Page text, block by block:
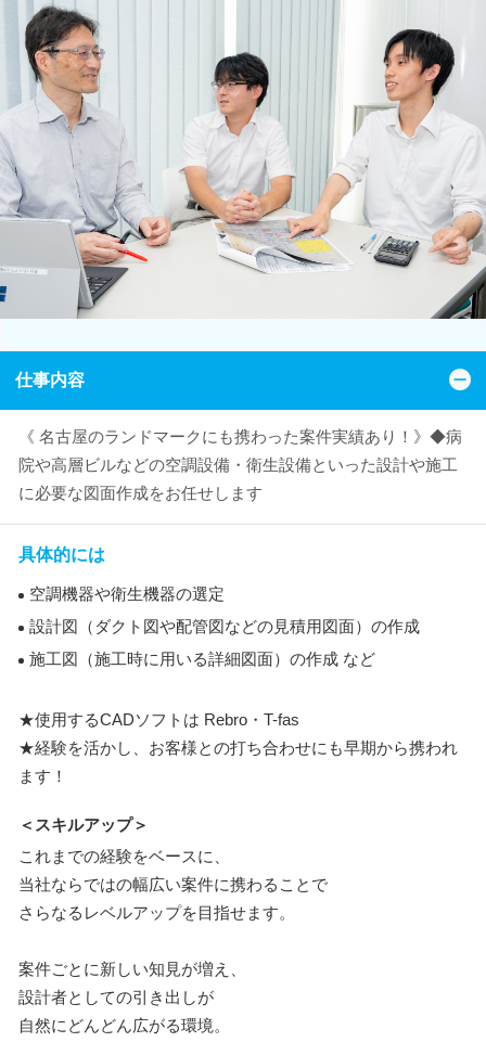
仕事内容
《 名古屋のランドマークにも携わった案件実績あり！》◆病
院や高層ビルなどの空調設備・衛生設備といった設計や施工
に必要な図面作成をお任せします
具体的には
空調機器や衛生機器の選定
設計図（ダクト図や配管図などの見積用図面）の作成
施工図（施工時に用いる詳細図面）の作成 など
★使用するCADソフトは Rebro・T-fas
★経験を活かし、お客様との打ち合わせにも早期から携われ
ます！
＜スキルアップ＞
これまでの経験をベースに、
当社ならではの幅広い案件に携わることで
さらなるレベルアップを目指せます。
案件ごとに新しい知見が増え、
設計者としての引き出しが
自然にどんどん広がる環境。